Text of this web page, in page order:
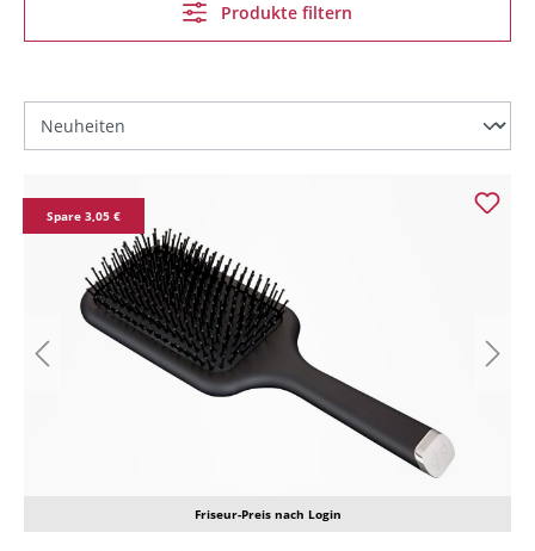
Produkte filtern
Spare 3,05 €
Friseur-Preis nach Login